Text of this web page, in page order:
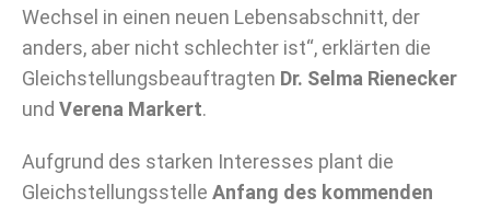
Wechsel in einen neuen Lebensabschnitt, der
anders, aber nicht schlechter ist“, erklärten die
Gleichstellungsbeauftragten Dr. Selma Rienecker
und Verena Markert.
Aufgrund des starken Interesses plant die
Gleichstellungsstelle Anfang des kommenden